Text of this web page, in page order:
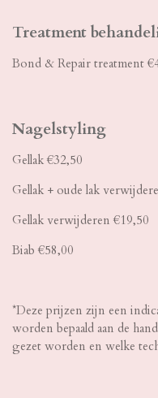
Treatment
Bond & Repair treatment
Nagelstyling
Gellak €32,50
Gellak + oude lak
Gellak verwijderen €19,50
Biab €58,00
*Deze prijzen zijn een
worden bepaald aan de
gezet worden en welke